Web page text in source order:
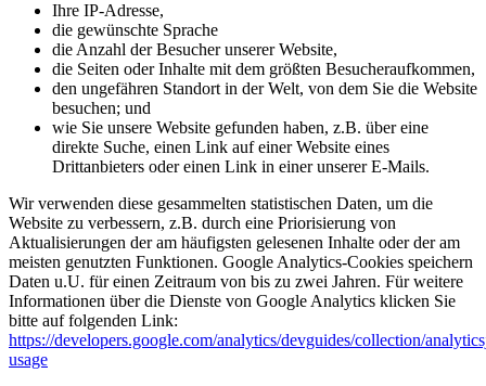
Ihre IP-Adresse,
die gewünschte Sprache
die Anzahl der Besucher unserer Website,
die Seiten oder Inhalte mit dem größten Besucheraufkommen,
den ungefähren Standort in der Welt, von dem Sie die Website
besuchen; und
wie Sie unsere Website gefunden haben, z.B. über eine
direkte Suche, einen Link auf einer Website eines
Drittanbieters oder einen Link in einer unserer E-Mails.
Wir verwenden diese gesammelten statistischen Daten, um die
Website zu verbessern, z.B. durch eine Priorisierung von
Aktualisierungen der am häufigsten gelesenen Inhalte oder der am
meisten genutzten Funktionen. Google Analytics-Cookies speichern
Daten u.U. für einen Zeitraum von bis zu zwei Jahren. Für weitere
Informationen über die Dienste von Google Analytics klicken Sie
bitte auf folgenden Link:
https://developers.google.com/analytics/devguides/collection/
usage